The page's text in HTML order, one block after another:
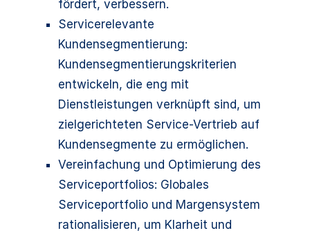
fördert, verbessern.
Servicerelevante
Kundensegmentierung:
Kundensegmentierungskriterien
entwickeln, die eng mit
Dienstleistungen verknüpft sind, um
zielgerichteten Service-Vertrieb auf
Kundensegmente zu ermöglichen.
Vereinfachung und Optimierung des
Serviceportfolios: Globales
Serviceportfolio und Margensystem
rationalisieren, um Klarheit und